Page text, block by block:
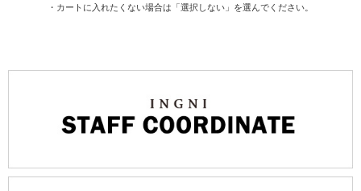
・カートに入れたくない場合は「選択しない」を選んでください。